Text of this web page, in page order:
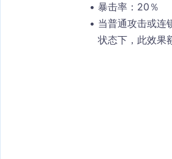
暴击率：20％
当普通攻击或连
状态下，此效果